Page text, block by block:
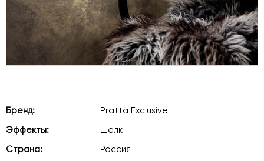
Бренд:
Pratta Exclusive
Эффекты:
Шелк
Страна:
Россия